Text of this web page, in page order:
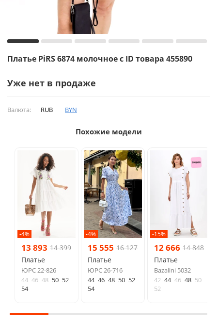
Платье PiRS 6874 молочное с ID товара 455890
Уже нет в продаже
Валюта: RUB BYN
Похожие модели
-4%
13 893 14 399
Платье
ЮРС 22-826
44 46 48 50 52
54
-4%
15 555 16 127
Платье
ЮРС 26-716
44 46 48 50 52
54
-15%
12 666 14 848
Платье
Bazalini 5032
42 44 46 48 50
52